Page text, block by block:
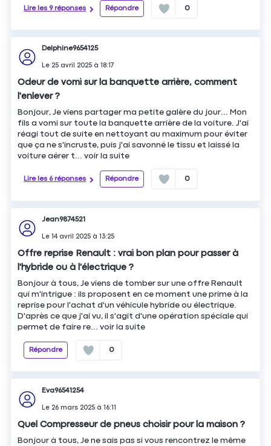
Lire les 9 réponses Répondre 0
Delphine9654125
Le 25 avril 2025 à18:17
Odeur de vomi sur la banquette arrière, comment
l'enlever ?
Bonjour, Je viens partager ma petite galère du jour... Mon
fils a vomi sur toute la banquette arrière de la voiture. J'ai
réagi tout de suite en nettoyant au maximum pour éviter
que ça ne s'incruste, puis j'ai savonné le tissu et laissé la
voiture aérer t...voir la suite
Lire les 6 réponses Répondre 0
Jean9874521
Le14 avril 2025 à13:25
Offre reprise Renault : vrai bon plan pour passer à
l'hybride ou à l'électrique ?
Bonjour à tous, Je viens de tomber sur une offre Renault
qui m'intrigue : ils proposent en ce moment une prime à la
reprise pour l'achat d'un véhicule hybride ou électrique.
D'après ce que j'ai vu, il s'agit d'une opération spéciale qui
permet de faire re...voir la suite
Répondre 0
Eva96541254
Le 26 mars 2025 à16:11
Quel Compresseur de pneus choisir pour la maison ?
Bonjour à tous, Je ne sais pas si vous rencontrez le même